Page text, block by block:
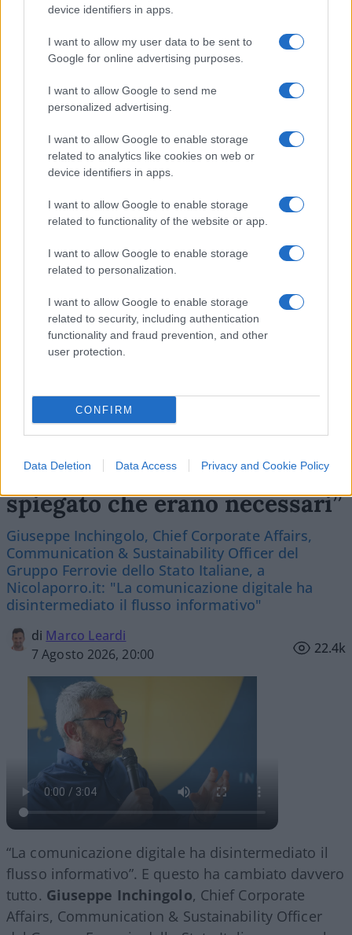
device identifiers in apps.
I want to allow my user data to be sent to
Google for online advertising purposes.
I want to allow Google to send me
personalized advertising.
I want to allow Google to enable storage
related to analytics like cookies on web or
device identifiers in apps.
I want to allow Google to enable storage
related to functionality of the website or app.
I want to allow Google to enable storage
related to personalization.
I want to allow Google to enable storage
related to security, including authentication
functionality and fraud prevention, and other
user protection.
CONFIRM
Data Deletion Data Access Privacy and Cookie Policy
Antonio De Filippi, 22 marzo 2021
#ANDREA SCANZI #VACCINO
51
SEDUTE SATIRICHE
Vignetta del 07/08/2026
Vai all'archivio delle vignette
Firenze? Così abbiamo
spiegato che erano necessari”
Giuseppe Inchingolo, Chief Corporate Affairs,
Communication & Sustainability Officer del
Gruppo Ferrovie dello Stato Italiane, a
Nicolaporro.it: "La comunicazione digitale ha
disintermediato il flusso informativo"
di Marco Leardi
7 Agosto 2026, 20:00
22.4k
“La comunicazione digitale ha disintermediato il
flusso informativo”. E questo ha cambiato davvero
tutto. Giuseppe Inchingolo, Chief Corporate
Affairs, Communication & Sustainability Officer